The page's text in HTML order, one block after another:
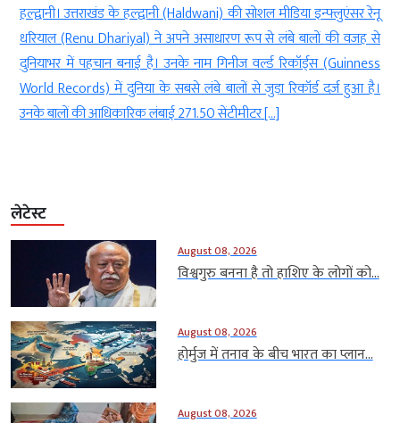
हल्द्वानी। उत्तराखंड के हल्द्वानी (Haldwani) की सोशल मीडिया इन्फ्लुएंसर रेनू
धरियाल (Renu Dhariyal) ने अपने असाधारण रूप से लंबे बालों की वजह से
दुनियाभर में पहचान बनाई है। उनके नाम गिनीज वर्ल्ड रिकॉर्ड्स (Guinness
World Records) में दुनिया के सबसे लंबे बालों से जुड़ा रिकॉर्ड दर्ज हुआ है।
उनके बालों की आधिकारिक लंबाई 271.50 सेंटीमीटर […]
नई
से
लेटेस्ट
August 08, 2026
विश्वगुरु बनना है तो हाशिए के लोगों को...
August 08, 2026
होर्मुज में तनाव के बीच भारत का प्लान...
August 08, 2026